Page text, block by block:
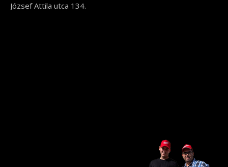
József Attila utca 134.